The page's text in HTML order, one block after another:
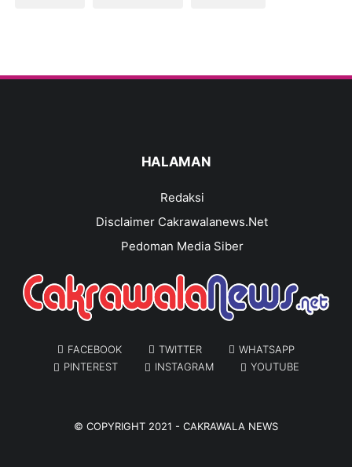
HALAMAN
Redaksi
Disclaimer Cakrawalanews.Net
Pedoman Media Siber
FACEBOOK TWITTER
WHATSAPP
PINTEREST
INSTAGRAM YOUTUBE
© COPYRIGHT 2021 - CAKRAWALA NEWS